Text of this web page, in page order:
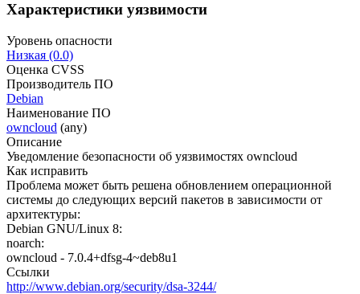
Характеристики уязвимости
Уровень опасности
Низкая (0.0)
Оценка CVSS
Производитель ПО
Debian
Наименование ПО
owncloud (any)
Описание
Уведомление безопасности об уязвимостях owncloud
Как исправить
Проблема может быть решена обновлением операционной
системы до следующих версий пакетов в зависимости от
архитектуры:
Debian GNU/Linux 8:
noarch:
owncloud - 7.0.4+dfsg-4~deb8u1
Ссылки
http://www.debian.org/security/dsa-3244/